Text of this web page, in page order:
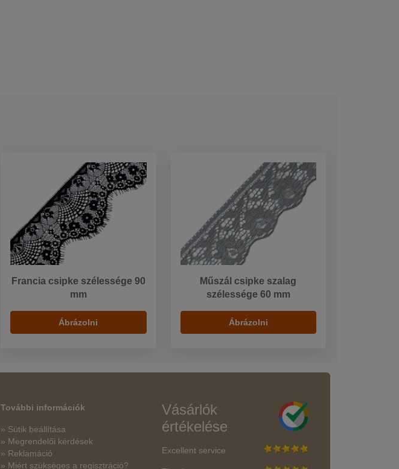
Francia csipke szélessége 90
mm
Ábrázolni
Műszál csipke szalag
szélessége 60 mm
Ábrázolni
További információk
» Sütik beállítása
» Megrendelői kérdések
» Reklamáció
» Miért szükséges a regisztráció?
Vásárlók
értékelése
Excellent service